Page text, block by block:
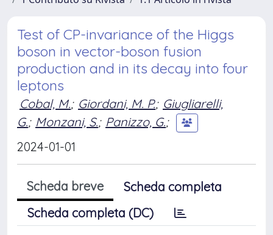
Test of CP-invariance of the Higgs
boson in vector-boson fusion
production and in its decay into four
leptons
Cobal, M.; Giordani, M. P.; Giugliarelli,
G.; Monzani, S.; Panizzo, G.;
2024-01-01
Scheda breve
Scheda completa
Scheda completa (DC)